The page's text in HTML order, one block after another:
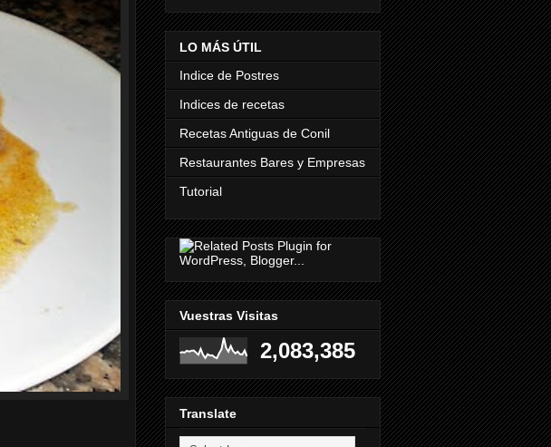
LO MÁS ÚTIL
Indice de Postres
Indices de recetas
Recetas Antiguas de Conil
Restaurantes Bares y Empresas
Tutorial
Vuestras Visitas
2,083,385
Translate